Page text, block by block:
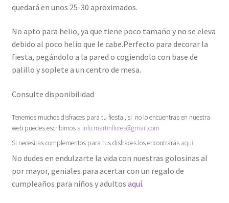
quedará en unos 25-30 aproximados.
No apto para helio, ya que tiene poco tamaño y no se eleva
debido al poco helio que le cabe.Perfecto para decorar la
fiesta, pegándolo a la pared o cogiendolo con base de
palillo y soplete a un centro de mesa.
Consulte disponibilidad
Tenemos muchos disfraces para tu fiesta , si no lo encuentras en nuestra
web puedes escribirnos a info.martinflores@gmail.com
Si necesitas complementos para tus disfraces los encontrarás aqui.
No dudes en endulzarte la vida con nuestras golosinas al
por mayor, geniales para acertar con un regalo de
cumpleaños para niños y adultos aquí.